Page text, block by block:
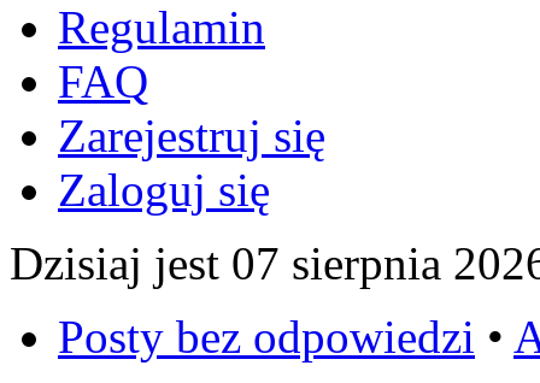
Regulamin
FAQ
Zarejestruj się
Zaloguj się
Dzisiaj jest 07 sierpnia
Posty bez odpowiedzi •